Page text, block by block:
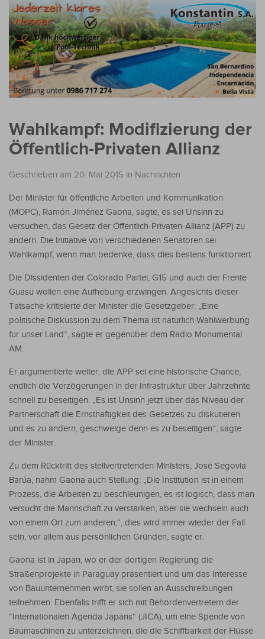
Wahlkampf: Modifizierung der
Öffentlich-Privaten Allianz
Geschrieben am 20. Mai 2015 in Nachrichten
Der Minister für öffentliche Arbeiten und Kommunikation
(MOPC), Ramón Jiménez Gaona, sagte, es sei Unsinn zu
versuchen, das Gesetz der Öffentlich-Privaten-Allianz (APP) zu
ändern. Die Initiative von verschiedenen Senatoren sei
Wahlkampf, wenn man bedenke, dass dies bestens funktioniert.
Die Dissidenten der Colorado Partei, G15 und auch der Frente
Guasu wollen eine Aufhebung erzwingen. Angesichts dieser
Tatsache kritisierte der Minister die Gesetzgeber: „Eine
politische Diskussion zu dem Thema ist natürlich Wahlwerbung
für unser Land“, sagte er gegenüber dem Radio Monumental
AM.
Er argumentierte weiter, die APP sei eine historische Chance,
endlich die Verzögerungen in der Infrastruktur über Jahrzehnte
schnell zu beseitigen. „Es ist Unsinn jetzt über das Niveau der
Partnerschaft die Ernsthaftigkeit des Gesetzes zu diskutieren
und es zu ändern, geschweige denn es zu beseitigen“, sagte
der Minister.
Zu dem Rücktritt des stellvertretenden Ministers, José Segovia
Barúa, nahm Gaona auch Stellung: „Die Institution ist in einem
Prozess, die Arbeiten zu beschleunigen, es ist logisch, dass man
versucht die Mannschaft zu verstärken, aber sie wechseln auch
von einem Ort zum anderen,“, dies wird immer wieder der Fall
sein, vor allem aus persönlichen Gründen, sagte er.
Gaona ist in Japan, wo er der dortigen Regierung die
Straßenprojekte in Paraguay präsentiert und um das Interesse
von Bauunternehmen wirbt, sie sollen an Ausschreibungen
teilnehmen. Ebenfalls trifft er sich mit Behördenvertretern der
“Internationalen Agenda Japans“ (JICA), um eine Spende von
Baumaschinen zu unterzeichnen, die die Schiffbarkeit der Flüsse